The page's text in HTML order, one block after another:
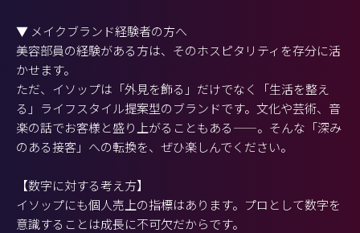
▼ メイクブランド経験者の方へ
美容部員の経験がある方は、そのホスピタリティを存分に活
かせます。
ただ、イソップは「外見を飾る」だけでなく「生活を整え
る」ライフスタイル提案型のブランドです。文化や芸術、音
楽の話でお客様と盛り上がることもある——。そんな「深み
のある接客」への転換を、ぜひ楽しんでください。
【数字に対する考え方】
イソップにも個人売上の指標はあります。プロとして数字を
意識することは成長に不可欠だからです。